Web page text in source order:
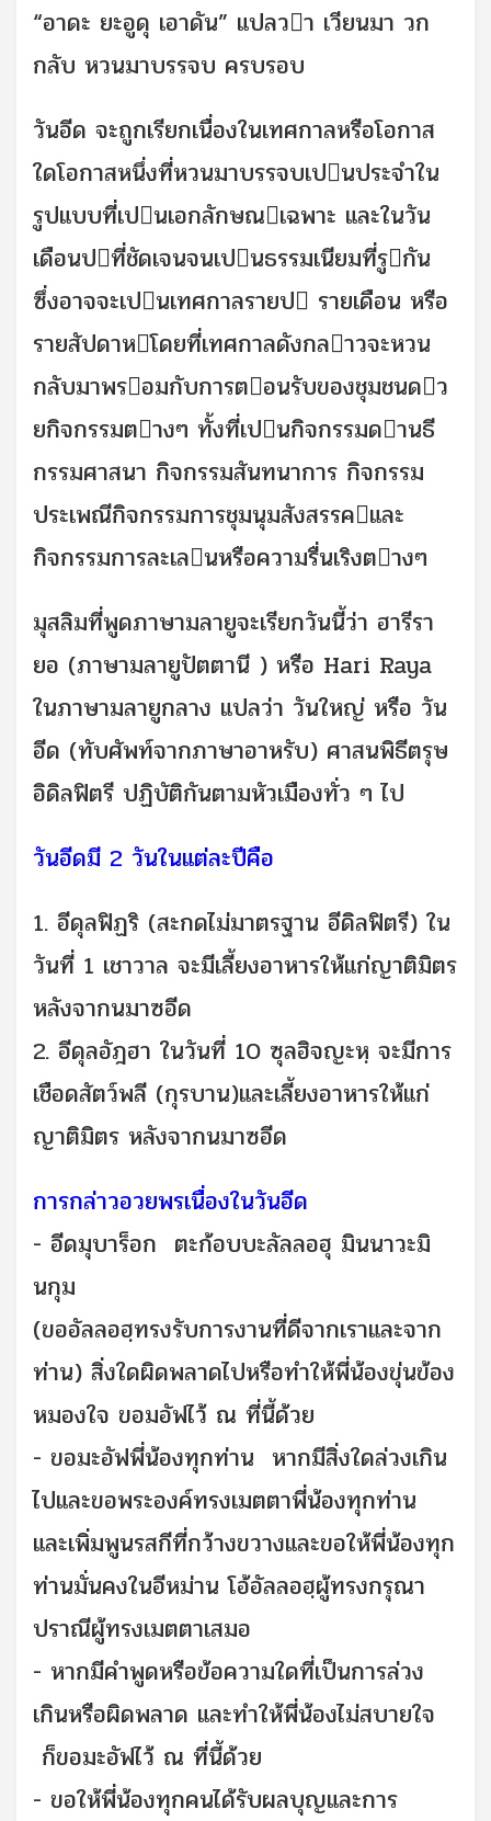
“อาดะ ยะอูดุ เอาดัน” แปลวา เวียนมา วก
กลับ หวนมาบรรจบ ครบรอบ
วันอีด จะถูกเรียกเนื่องในเทศกาลหรือโอกาส
ใดโอกาสหนึ่งที่หวนมาบรรจบเปนประจําใน
รูปแบบที่เปนเอกลักษณเฉพาะ และในวัน
เดือนปที่ชัดเจนจนเปนธรรมเนียมที่รูกัน
ซึ่งอาจจะเปนเทศกาลรายป รายเดือน หรือ
รายสัปดาหโดยที่เทศกาลดังกลาวจะหวน
กลับมาพรอมกับการตอนรับของชุมชนดว
ยกิจกรรมตางๆ ทั้งที่เปนกิจกรรมดานธี
กรรมศาสนา กิจกรรมสันทนาการ กิจกรรม
ประเพณีกิจกรรมการชุมนุมสังสรรคและ
กิจกรรมการละเลนหรือความรื่นเริงตางๆ
มุสลิมที่พูดภาษามลายูจะเรียกวันนี้ว่า ฮารีรา
ยอ (ภาษามลายูปัตตานี ) หรือ Hari Raya
ในภาษามลายูกลาง แปลว่า วันใหญ่ หรือ วัน
อีด (ทับศัพท์จากภาษาอาหรับ) ศาสนพิธีตรุษ
อิดิลฟิตรี ปฏิบัติกันตามหัวเมืองทั่ว ๆ ไป
วันอีดมี 2 วันในแต่ละปีคือ
1. อีดุลฟิฏริ (สะกดไม่มาตรฐาน อีดิลฟิตรี) ใน
วันที่ 1 เชาวาล จะมีเลี้ยงอาหารให้แก่ญาติมิตร
หลังจากนมาซอีด
2. อีดุลอัฎฮา ในวันที่ 10 ซุลฮิจญะหฺ จะมีการ
เชือดสัตว์พลี (กุรบาน)และเลี้ยงอาหารให้แก่
ญาติมิตร หลังจากนมาซอีด
การกล่าวอวยพรเนื่องในวันอีด
- อีดมุบาร็อก ตะก้อบบะลัลลอฮุ มินนาวะมิ
นกุม
(ขออัลลอฮฺทรงรับการงานที่ดีจากเราและจาก
ท่าน) สิ่งใดผิดพลาดไปหรือทำให้พี่น้องขุ่นข้อง
หมองใจ ขอมอัฟไว้ ณ ที่นี้ด้วย
- ขอมะอัฟพี่น้องทุกท่าน หากมีสิ่งใดล่วงเกิน
ไปและขอพระองค์ทรงเมตตาพี่น้องทุกท่าน
และเพิ่มพูนรสกีที่กว้างขวางและขอให้พี่น้องทุก
ท่านมั่นคงในอีหม่าน โอ้อัลลอฮฺผู้ทรงกรุณา
ปราณีผู้ทรงเมตตาเสมอ
- หากมีคำพูดหรือข้อความใดที่เป็นการล่วง
เกินหรือผิดพลาด และทำให้พี่น้องไม่สบายใจ
ก็ขอมะอัฟไว้ ณ ที่นี้ด้วย
- ขอให้พี่น้องทุกคนได้รับผลบุญและการ